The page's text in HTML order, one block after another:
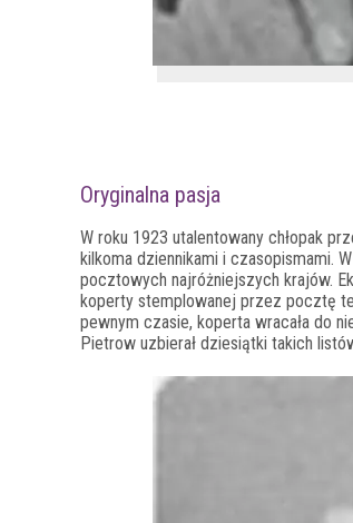
Oryginalna pasja
W roku 1923 utalentowany chłopak
kilkoma dziennikami i czasopismami.
pocztowych najróżniejszych krajów.
koperty stemplowanej przez pocztę
pewnym czasie, koperta wracała do
Pietrow uzbierał dziesiątki takich